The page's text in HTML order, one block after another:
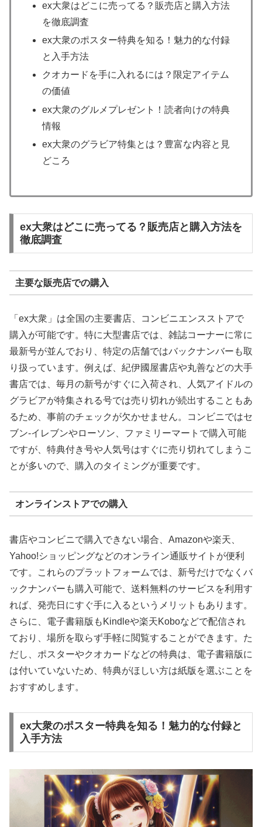
ex大衆はどこに売ってる？販売店と購入方法
を徹底調査
ex大衆のポスター特典を知る！魅力的な付録
と入手方法
クオカードを手に入れるには？限定アイテム
の価値
ex大衆のグルメプレゼント！読者向けの特典
情報
ex大衆のグラビア特集とは？豊富な内容と見
どころ
ex大衆はどこに売ってる？販売店と購入方法を
徹底調査
主要な販売店での購入
「ex大衆」は全国の主要書店、コンビニエンスストアで
購入が可能です。特に大型書店では、雑誌コーナーに常に
最新号が並んでおり、特定の店舗ではバックナンバーも取
り扱っています。例えば、紀伊國屋書店や丸善などの大手
書店では、毎月の新号がすぐに入荷され、人気アイドルの
グラビアが特集される号では売り切れが続出することもあ
るため、事前のチェックが欠かせません。コンビニではセ
ブン-イレブンやローソン、ファミリーマートで購入可能
ですが、特典付き号や人気号はすぐに売り切れてしまうこ
とが多いので、購入のタイミングが重要です。
オンラインストアでの購入
書店やコンビニで購入できない場合、Amazonや楽天、
Yahoo!ショッピングなどのオンライン通販サイトが便利
です。これらのプラットフォームでは、新号だけでなくバ
ックナンバーも購入可能で、送料無料のサービスを利用す
れば、発売日にすぐ手に入るというメリットもあります。
さらに、電子書籍版もKindleや楽天Koboなどで配信され
ており、場所を取らず手軽に閲覧することができます。た
だし、ポスターやクオカードなどの特典は、電子書籍版に
は付いていないため、特典がほしい方は紙版を選ぶことを
おすすめします。
ex大衆のポスター特典を知る！魅力的な付録と
入手方法